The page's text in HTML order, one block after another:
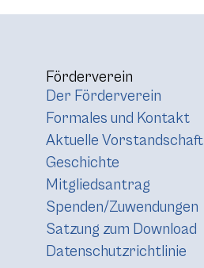
Förderverein
Der Förderverein
Formales und Kontakt
Aktuelle Vorstandschaft
Geschichte
Mitgliedsantrag
Spenden/Zuwendungen
Satzung zum Download
Datenschutzrichtlinie